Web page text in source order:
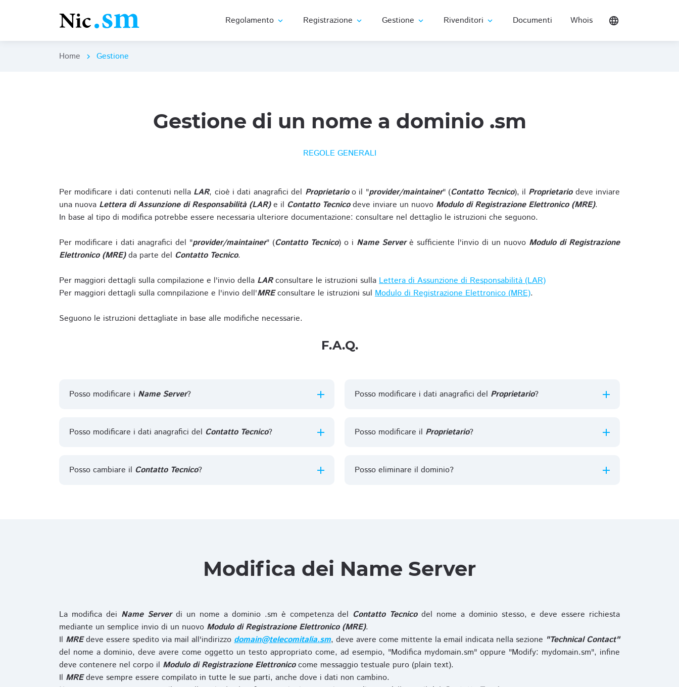
Regolamento expand_more Registrazione expand_more Gestione expand_more Rivenditori expand_more Documenti Whois language
Home chevron_right Gestione
Gestione di un nome a dominio .sm
REGOLE GENERALI
Per modificare i dati contenuti nella LAR, cioè i dati anagrafici del Proprietarioo il "provider/maintainer" (Contatto Tecnico), il Proprietariodeve inviare
una nuova Lettera di Assunzione di Responsabilità (LAR)e il Contatto Tecnicodeve inviare un nuovo Modulo di Registrazione Elettronico (MRE).
In base al tipo di modifica potrebbe essere necessaria ulteriore documentazione: consultare nel dettaglio le istruzioni che seguono.
Per modificare i dati anagrafici del "provider/maintainer" (Contatto Tecnico) o i Name Serverè sufficiente l'invio di un nuovo Modulo di Registrazione
Elettronico (MRE)da parte del Contatto Tecnico.
Per maggiori dettagli sulla compilazione e l'invio della LARconsultare le istruzioni sulla Lettera di Assunzione di Responsabilità (LAR)
Per maggiori dettagli sulla comnpilazione e l'invio dell'MREconsultare le istruzioni sul Modulo di Registrazione Elettronico (MRE).
Seguono le istruzioni dettagliate in base alle modifiche necessarie.
F.A.Q.
Posso modificare i Name Server?
Posso modificare i dati anagrafici del Contatto Tecnico?
Posso cambiare il Contatto Tecnico?
Posso modificare i dati anagrafici del Proprietario?
Posso modificare il Proprietario?
Posso eliminare il dominio?
Modifica dei Name Server
La modifica dei Name Serverdi un nome a dominio .sm è competenza del Contatto Tecnicodel nome a dominio stesso, e deve essere richiesta
mediante un semplice invio di un nuovo Modulo di Registrazione Elettronico (MRE).
Il MREdeve essere spedito via mail all'indirizzo domain@telecomitalia.sm, deve avere come mittente la email indicata nella sezione "Technical Contact"
del nome a dominio, deve avere come oggetto un testo appropriato come, ad esempio, "Modifica mydomain.sm" oppure "Modify: mydomain.sm", infine
deve contenere nel corpo il Modulo di Registrazione Elettronicocome messaggio testuale puro (plain text).
Il MREdeve sempre essere compilato in tutte le sue parti, anche dove i dati non cambino.